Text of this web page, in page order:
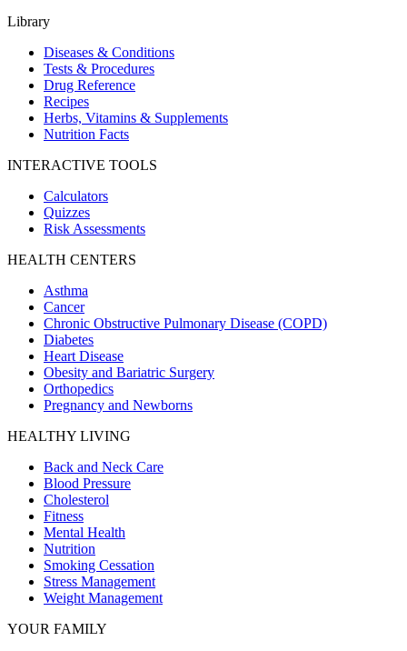
Library
Diseases & Conditions
Tests & Procedures
Drug Reference
Recipes
Herbs, Vitamins & Supplements
Nutrition Facts
INTERACTIVE TOOLS
Calculators
Quizzes
Risk Assessments
HEALTH CENTERS
Asthma
Cancer
Chronic Obstructive Pulmonary Disease (COPD)
Diabetes
Heart Disease
Obesity and Bariatric Surgery
Orthopedics
Pregnancy and Newborns
HEALTHY LIVING
Back and Neck Care
Blood Pressure
Cholesterol
Fitness
Mental Health
Nutrition
Smoking Cessation
Stress Management
Weight Management
YOUR FAMILY